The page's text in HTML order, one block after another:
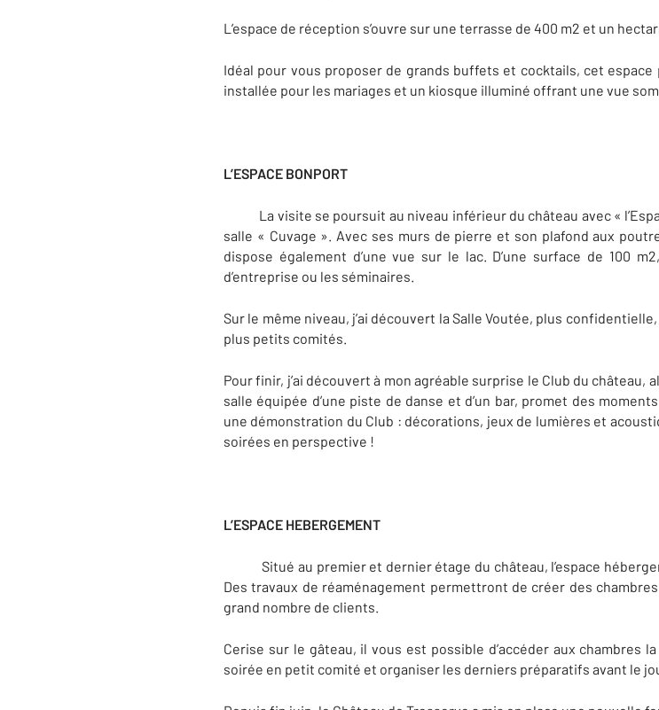
L’espace de réception s’ouvre sur une terrasse de 400 m2 et un
Idéal pour vous proposer de grands buffets et cocktails, cet
installée pour les mariages et un kiosque illuminé offrant une vue
L’ESPACE BONPORT
La visite se poursuit au niveau inférieur du château avec «
salle « Cuvage ». Avec ses murs de pierre et son plafond aux
dispose également d’une vue sur le lac. D’une surface de 100
d’entreprise ou les séminaires.
Sur le même niveau, j’ai découvert la Salle Voutée, plus
plus petits comités.
Pour finir, j’ai découvert à mon agréable surprise le Club du
salle équipée d’une piste de danse et d’un bar, promet des
une démonstration du Club : décorations, jeux de lumières et
soirées en perspective !
L’ESPACE HEBERGEMENT
Situé au premier et dernier étage du château, l’espace
Des travaux de réaménagement permettront de créer des
grand nombre de clients.
Cerise sur le gâteau, il vous est possible d’accéder aux chambres
soirée en petit comité et organiser les derniers préparatifs avant le